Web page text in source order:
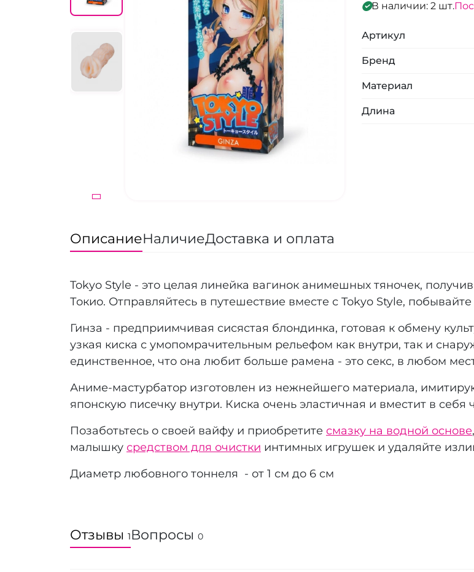
В наличии: 2 шт.
Артикул
Бренд
Материал
Длина
ОписаниеНаличиеДоставка и оплата
Tokyo Style - это целая линейка вагинок анимешных тяночек,
Токио. Отправляйтесь в путешествие вместе с Tokyo Style,
Гинза - предприимчивая сисястая блондинка, готовая к обмену
узкая киска с умопомрачительным рельефом как внутри, так и
единственное, что она любит больше рамена - это секс, в любом
Аниме-мастурбатор изготовлен из нежнейшего материала,
японскую писечку внутри. Киска очень эластичная и вместит в
Позаботьтесь о своей вайфу и приобретите смазку на водной основе
малышку средством для очистки интимных игрушек и удаляйте
Диаметр любовного тоннеля - от 1 см до 6 см
Отзывы 1Вопросы 0